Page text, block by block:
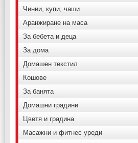
Чинии, купи, чаши
Аранжиране на маса
За бебета и деца
За дома
Домашен текстил
Кошове
За банята
Домашни градини
Цветя и градина
Масажни и фитнес уреди